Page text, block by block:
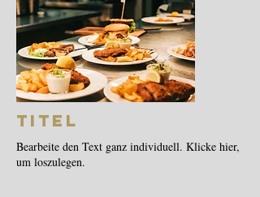
Titel
Bearbeite den Text ganz individuell. Klicke hier,
um loszulegen.